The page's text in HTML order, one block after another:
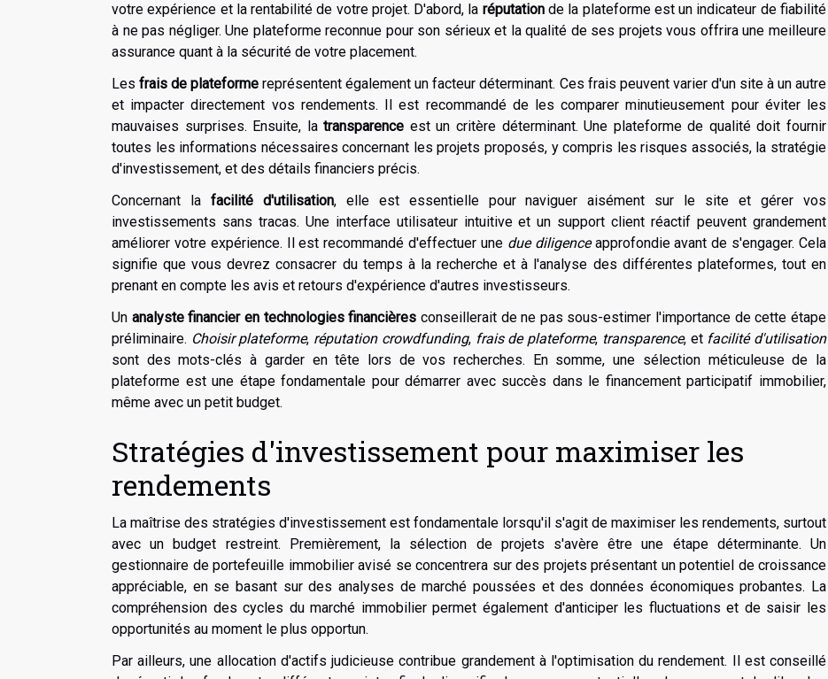
votre expérience et la rentabilité de votre projet. D'abord, la réputationde la plateforme est un indicateur de fiabilité
à ne pas négliger. Une plateforme reconnue pour son sérieux et la qualité de ses projets vous offrira une meilleure
assurance quant à la sécurité de votre placement.
Lesfrais de plateforme représentent également un facteur déterminant. Ces frais peuvent varier d'un site à un autre
et impacter directement vos rendements. Il est recommandé de les comparer minutieusement pour éviter les
mauvaises surprises. Ensuite, latransparence est un critère déterminant. Une plateforme de qualité doit fournir
toutes les informations nécessaires concernant les projets proposés, y compris les risques associés, la stratégie
d'investissement, et des détails financiers précis.
Concernant la facilité d'utilisation, elle est essentielle pour naviguer aisément sur le site et gérer vos
investissements sans tracas. Une interface utilisateur intuitive et un support client réactif peuvent grandement
améliorer votre expérience. Il est recommandé d'effectuer une due diligenceapprofondie avant de s'engager. Cela
signifie que vous devrez consacrer du temps à la recherche et à l'analyse des différentes plateformes, tout en
prenant en compte les avis et retours d'expérience d'autres investisseurs.
Un analyste financier en technologies financières conseillerait de ne pas sous-estimer l'importance de cette étape
préliminaire. Choisir plateforme, réputation crowdfunding, frais de plateforme, transparence, et facilité d'utilisation
sont des mots-clés à garder en tête lors de vos recherches. En somme, une sélection méticuleuse de la
plateforme est une étape fondamentale pour démarrer avec succès dans le financement participatif immobilier,
même avec un petit budget.
Stratégies d'investissement pour maximiser les
rendements
La maîtrise des stratégies d'investissement est fondamentale lorsqu'il s'agit de maximiser les rendements, surtout
avec un budget restreint. Premièrement, la sélection de projets s'avère être une étape déterminante. Un
gestionnaire de portefeuille immobilier avisé se concentrera sur des projets présentant un potentiel de croissance
appréciable, en se basant sur des analyses de marché poussées et des données économiques probantes. La
compréhension des cycles du marché immobilier permet également d'anticiper les fluctuations et de saisir les
opportunités au moment le plus opportun.
Par ailleurs, une allocation d'actifs judicieuse contribue grandement à l'optimisation du rendement. Il est conseillé